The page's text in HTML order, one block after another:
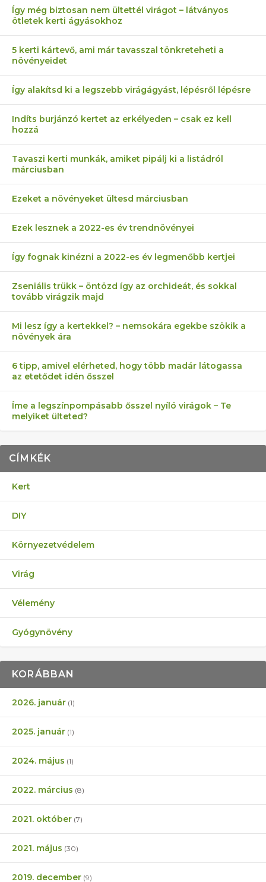
Így még biztosan nem ültettél virágot – látványos
ötletek kerti ágyásokhoz
5 kerti kártevő, ami már tavasszal tönkreteheti a
növényeidet
Így alakítsd ki a legszebb virágágyást, lépésről lépésre
Indíts burjánzó kertet az erkélyeden – csak ez kell
hozzá
Tavaszi kerti munkák, amiket pipálj ki a listádról
márciusban
Ezeket a növényeket ültesd márciusban
Ezek lesznek a 2022-es év trendnövényei
Így fognak kinézni a 2022-es év legmenőbb kertjei
Zseniális trükk – öntözd így az orchideát, és sokkal
tovább virágzik majd
Mi lesz így a kertekkel? – nemsokára egekbe szökik a
növények ára
6 tipp, amivel elérheted, hogy több madár látogassa
az etetődet idén ősszel
Íme a legszínpompásabb ősszel nyíló virágok – Te
melyiket ülteted?
CÍMKÉK
Kert
DIY
Környezetvédelem
Virág
Vélemény
Gyógynövény
KORÁBBAN
2026. január (1)
2025. január (1)
2024. május (1)
2022. március (8)
2021. október (7)
2021. május (30)
2019. december (9)